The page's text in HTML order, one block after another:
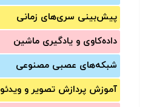
پیش‌‌بینی سری‌‌های زمانی
داده‌کاوی و یادگیری ماشین
شبکه‌های عصبی مصنوعی
آموزش‌ پردازش تصویر و ویدئو